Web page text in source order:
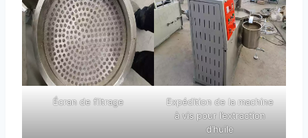
Écran de filtrage
Expédition de la machine
à vis pour l’extraction
d’huile